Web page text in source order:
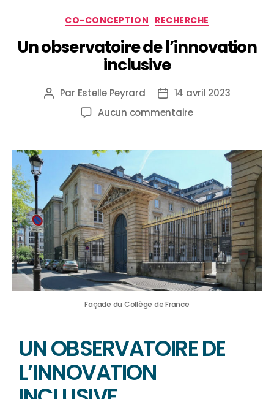
CO-CONCEPTION RECHERCHE
Un observatoire de l’innovation
inclusive
Par Estelle Peyrard
14 avril 2023
Aucun commentaire
Façade du Collège de France
UN OBSERVATOIRE DE
L’INNOVATION